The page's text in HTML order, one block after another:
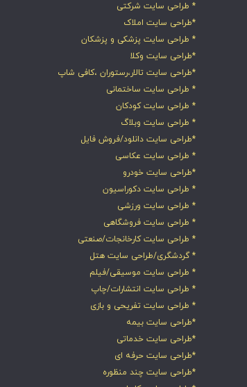
* طراحی سایت شرکتی
*طراحی سایت املاک
* طراحی سایت پزشکی و پزشکان
*طراحی سایت وکلا
*طراحی سایت تالار،رستوران ،کافی شاپ
* طراحی سایت ساختمانی
* طراحی سایت کودکان
* طراحی سایت وبلاگ
*طراحی سایت دانلود/فروش فایل
* طراحی سایت عکاسی
*طراحی سایت خودرو
* طراحی سایت دکوراسیون
* طراحی سایت ورزشی
* طراحی سایت فروشگاهی
* طراحی سایت کارخانجات/صنعتی
* گردشگری/طراحی سایت هتل
* طراحی سایت موسیقی/فیلم
* طراحی سایت انتشارات/چاپ
* طراحی سایت تفریحی و بازی
*طراحی سایت بیمه
*طراحی سایت خدماتی
*طراحی سایت حرفه ای
*طراحی سایت چند منظوره